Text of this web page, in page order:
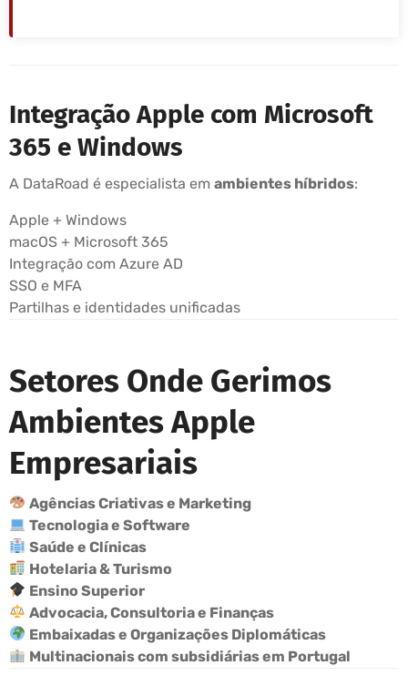
Integração Apple com Microsoft
365 e Windows
A DataRoad é especialista em ambientes híbridos:
Apple + Windows
macOS + Microsoft 365
Integração com Azure AD
SSO e MFA
Partilhas e identidades unificadas
Setores Onde Gerimos
Ambientes Apple
Empresariais
Agências Criativas e Marketing
Tecnologia e Software
Saúde e Clínicas
Hotelaria & Turismo
Ensino Superior
Advocacia, Consultoria e Finanças
Embaixadas e Organizações Diplomáticas
Multinacionais com subsidiárias em Portugal